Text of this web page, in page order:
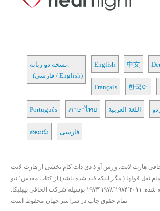
نسخه دو زبانه:
(فارسی / English)
English 中文
Français 한국어
Português ภาษาไทย اللغة العربية
తెలుగు فارسی
الحاقی هارت لایت. ورس آو ذ دی دات کام بخشی از هارت لایت
نت ورک است. تمام نقل قولها ( مگر اینکه قید شده باشد) از کتاب مقدس٬ نیو
انترناشنال ورژن برگرفته شده. ۱۹۷۳٬۱۹۷۸٬۱۹۸۴٬۲۰۱۱ بوسیله شرکت الحاقی بیبلیکا.
تمام حقوق چاپ در سراسر جهان محفوظ است